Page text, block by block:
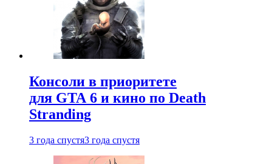
Консоли в приоритете
для GTA 6 и кино по Death
Stranding
3 года спустя3 года спустя